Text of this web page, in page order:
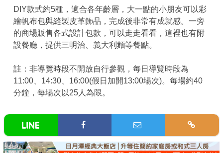
DIY款式約5種，適合各年齡層，大一點的小朋友可以彩
繪帆布包與縫製皮革飾品，完成後非常有成就感。一旁
的商場販售各式設計包款，可以走走看看，這裡也有附
設餐廳，提供三明治、義大利麵等餐點。
註：非導覽時段不開放自行參觀，每日導覽時段為
11:00、14:30、16:00(假日加開13:00場次)。每場約40
分鐘，每場次以25人為限。